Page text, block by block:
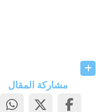
مشاركة المقال